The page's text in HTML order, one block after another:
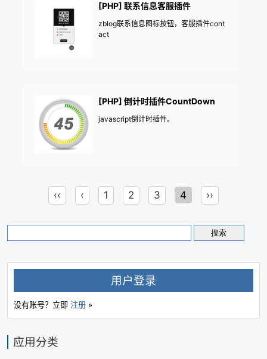
[PHP] 联系信息客服插件
zblog联系信息图标按钮，客服插件cont
act
[PHP] 倒计时插件CountDown
javascript倒计时插件。
‹‹ ‹ 1 2 3 4 ››
用户登录
没有账号？立即 注册 »
应用分类